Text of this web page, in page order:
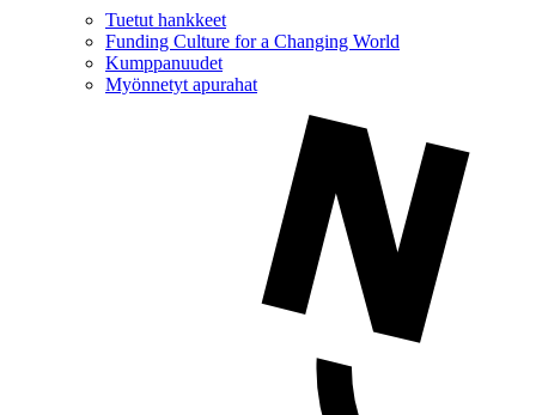
Tuetut hankkeet
Funding Culture for a Changing World
Kumppanuudet
Myönnetyt apurahat